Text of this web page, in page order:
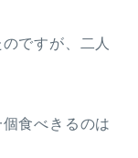
ですが、二人
食べきるのは